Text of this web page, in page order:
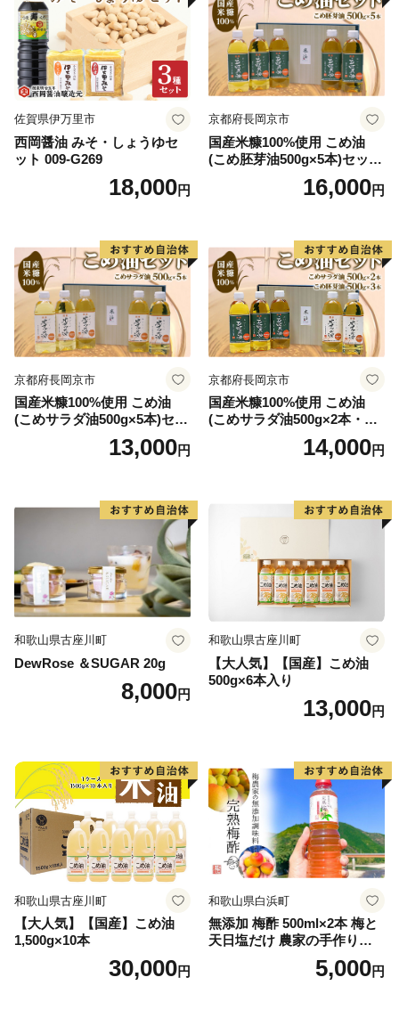
佐賀県伊万里市
西岡醤油 みそ・しょうゆセ
ット 009-G269
18,000円
京都府長岡京市
国産米糠100%使用 こめ油
(こめ胚芽油500g×5本)セット
16,000円
京都府長岡京市
国産米糠100%使用 こめ油
(こめサラダ油500g×5本)セッ
13,000円
京都府長岡京市
国産米糠100%使用 こめ油
(こめサラダ油500g×2本・こ
め胚芽油500g×3本)セット [1
14,000円
和歌山県古座川町
DewRose ＆SUGAR 20g
8,000円
和歌山県古座川町
【大人気】【国産】こめ油
500g×6本入り
13,000円
和歌山県古座川町
【大人気】【国産】こめ油
1,500g×10本
30,000円
和歌山県白浜町
無添加 梅酢 500ml×2本 梅と
天日塩だけ 農家の手作り完
5,000円